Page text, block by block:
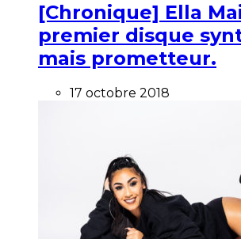
[Chronique] Ella
premier disque
mais prometteur.
17 octobre 2018